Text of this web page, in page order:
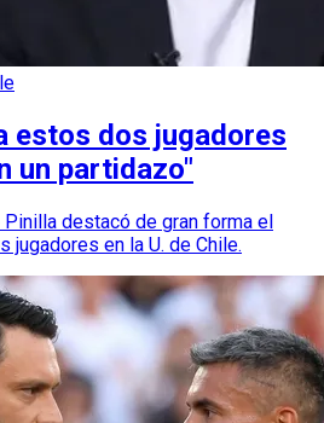
estos dos jugadores
un partidazo"
destacó de gran forma el
en la U. de Chile.